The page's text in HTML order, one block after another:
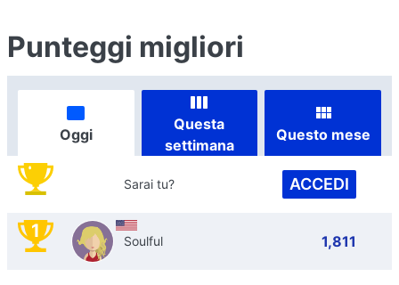
Punteggi migliori
Oggi
Questa
settimana
Questo mese
Sarai tu? ACCEDI
1 Soulful 1,811